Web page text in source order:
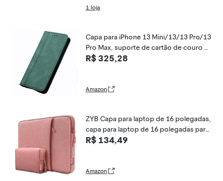
1 loja
Capa para iPhone 13 Mini/13/13 Pro/13
Pro Max, suporte de cartão de couro P
U com fecho magnético e carteira capa
R$ 325,28
Amazon
ZYB Capa para laptop de 16 polegadas,
capa para laptop de 16 polegadas para
notebook MacBook Pro 16 Lenovo Thin
mputador com
R$ 134,49
Amazon